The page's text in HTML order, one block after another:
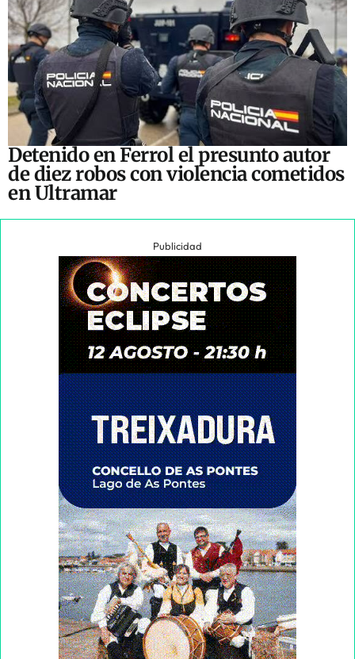
Detenido en Ferrol el presunto autor
de diez robos con violencia cometidos
en Ultramar
Publicidad